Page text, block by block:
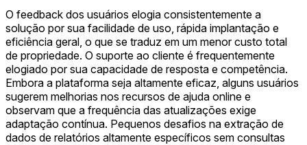
O feedback dos usuários elogia consistentemente a
solução por sua facilidade de uso, rápida implantação e
eficiência geral, o que se traduz em um menor custo total
de propriedade. O suporte ao cliente é frequentemente
elogiado por sua capacidade de resposta e competência.
Embora a plataforma seja altamente eficaz, alguns usuários
sugerem melhorias nos recursos de ajuda online e
observam que a frequência das atualizações exige
adaptação contínua. Pequenos desafios na extração de
dados de relatórios altamente específicos sem consultas